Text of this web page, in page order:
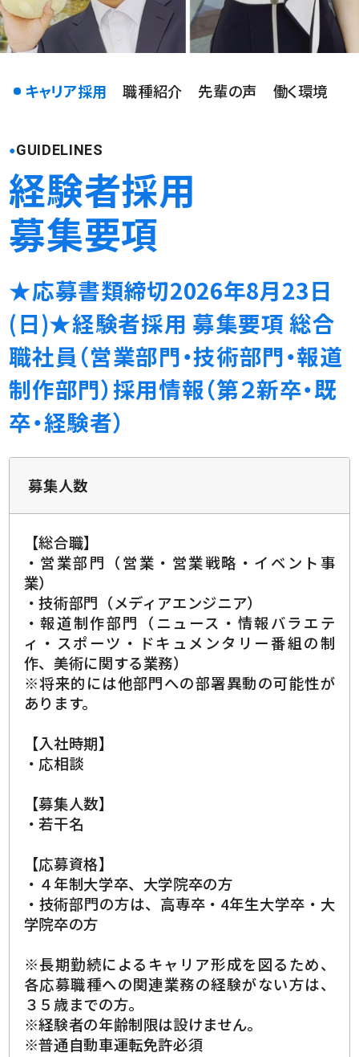
キャリア採用 職種紹介 先輩の声 働く環境
GUIDELINES
経験者採用
募集要項
★応募書類締切2026年8月23日
(日)★経験者採用 募集要項 総合
職社員（営業部門・技術部門・報道
制作部門）採用情報（第２新卒・既
卒・経験者）
募集人数
【総合職】
・営業部門（営業・営業戦略・イベント事
業）
・技術部門（メディアエンジニア）
・報道制作部門（ニュース・情報バラエテ
ィ・スポーツ・ドキュメンタリー番組の制
作、美術に関する業務）
※将来的には他部門への部署異動の可能性が
あります。
【入社時期】
・応相談
【募集人数】
・若干名
【応募資格】
・４年制大学卒、大学院卒の方
・技術部門の方は、高専卒・4年生大学卒・大
学院卒の方
※長期勤続によるキャリア形成を図るため、
各応募職種への関連業務の経験がない方は、
３５歳までの方。
※経験者の年齢制限は設けません。
※普通自動車運転免許必須